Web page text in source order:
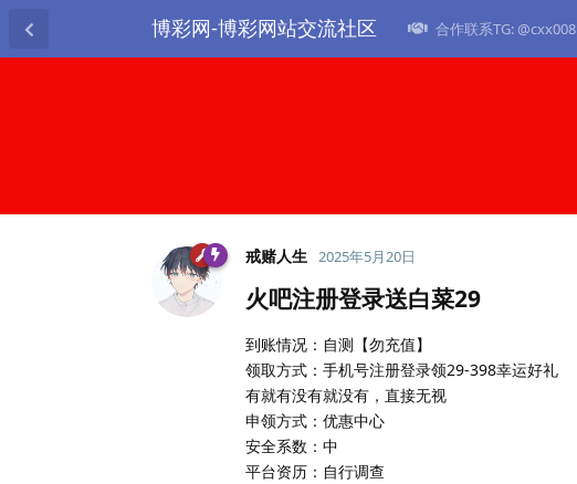
博彩网-博彩网站交流社区 合作联系TG: @cxx008
戒赌人生 2025年5月20日
火吧注册登录送白菜29
到账情况：自测【勿充值】
领取方式：手机号注册登录领29-398幸运好礼
有就有没有就没有，直接无视
申领方式：优惠中心
安全系数：中
平台资历：自行调查